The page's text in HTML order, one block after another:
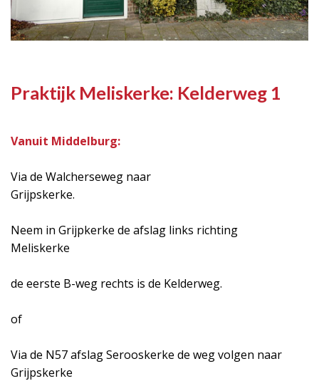
Praktijk Meliskerke: Kelderweg 1
Vanuit Middelburg:
Via de Walcherseweg naar
Grijpskerke.
Neem in Grijpkerke de afslag links richting
Meliskerke
de eerste B-weg rechts is de Kelderweg.
of
Via de N57 afslag Serooskerke de weg volgen naar
Grijpskerke